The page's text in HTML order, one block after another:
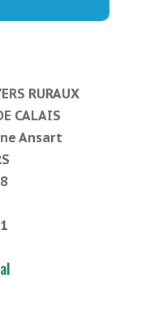
RURAUX
CALAIS
Ansart